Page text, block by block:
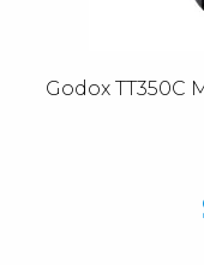
Godox TT350C